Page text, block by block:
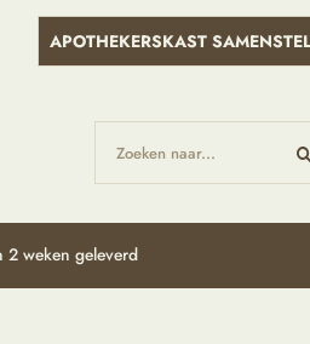
APOTHEKERSKAST
Zoeken naar...
weken geleverd